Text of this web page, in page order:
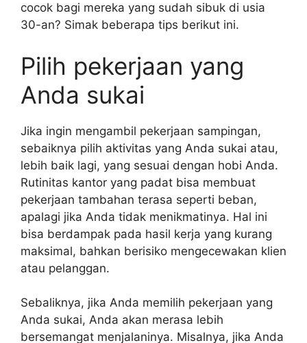
cocok bagi mereka yang sudah sibuk di usia
30-an? Simak beberapa tips berikut ini.
Pilih pekerjaan yang
Anda sukai
Jika ingin mengambil pekerjaan sampingan,
sebaiknya pilih aktivitas yang Anda sukai atau,
lebih baik lagi, yang sesuai dengan hobi Anda.
Rutinitas kantor yang padat bisa membuat
pekerjaan tambahan terasa seperti beban,
apalagi jika Anda tidak menikmatinya. Hal ini
bisa berdampak pada hasil kerja yang kurang
maksimal, bahkan berisiko mengecewakan klien
atau pelanggan.
Sebaliknya, jika Anda memilih pekerjaan yang
Anda sukai, Anda akan merasa lebih
bersemangat menjalaninya. Misalnya, jika Anda